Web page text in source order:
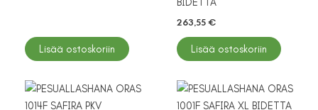
Lisää ostoskoriin
263,55 €
Lisää ostoskoriin